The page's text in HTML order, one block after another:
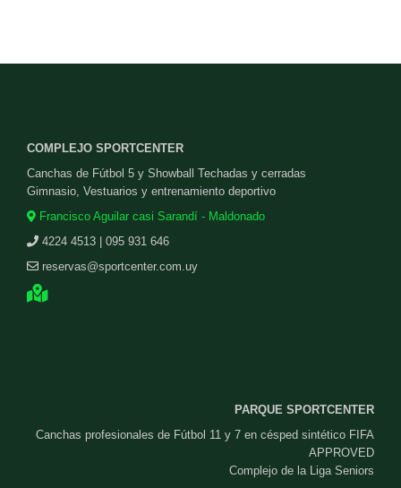
COMPLEJO SPORTCENTER
Canchas de Fútbol 5 y Showball Techadas y cerradas
Gimnasio, Vestuarios y entrenamiento deportivo
Francisco Aguilar casi Sarandí - Maldonado
4224 4513 | 095 931 646
reservas@sportcenter.com.uy
PARQUE SPORTCENTER
Canchas profesionales de Fútbol 11 y 7 en césped sintético FIFA
APPROVED
Complejo de la Liga Seniors